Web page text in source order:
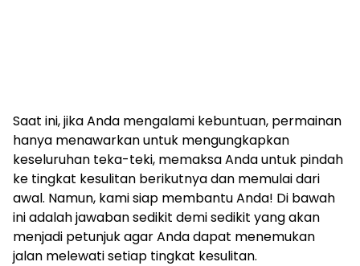
Saat ini, jika Anda mengalami kebuntuan, permainan
hanya menawarkan untuk mengungkapkan
keseluruhan teka-teki, memaksa Anda untuk pindah
ke tingkat kesulitan berikutnya dan memulai dari
awal. Namun, kami siap membantu Anda! Di bawah
ini adalah jawaban sedikit demi sedikit yang akan
menjadi petunjuk agar Anda dapat menemukan
jalan melewati setiap tingkat kesulitan.